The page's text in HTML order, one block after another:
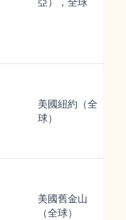
美國紐約（全
球）
美國舊金山
（全球）